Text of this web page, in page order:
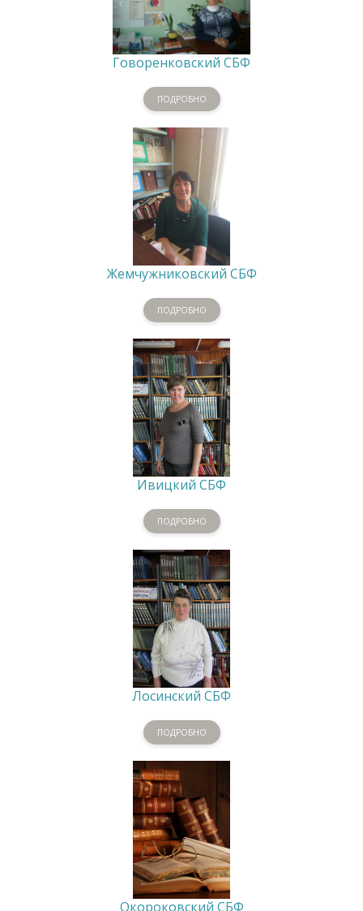
Говоренковский СБФ
ПОДРОБНО
Жемчужниковский СБФ
ПОДРОБНО
Ивицкий СБФ
ПОДРОБНО
Лосинский СБФ
ПОДРОБНО
Окороковский СБФ